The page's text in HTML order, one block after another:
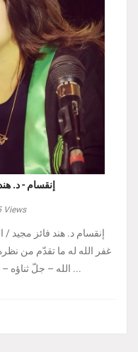
إنقسام - د.
Views
إنقسام د. هند فائز مجيد /
غفر الله له ما تقدّم من
الله – جلّ ثناؤه – إذا أراد بالكائن ابتلاءً ...